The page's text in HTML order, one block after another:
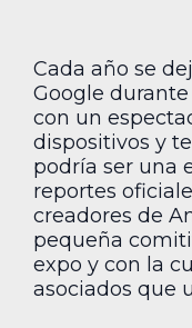
Cada año se
Google
con un
dispositivos y
podría ser una
reportes
creadores de
pequeña
expo y con la
asociados que